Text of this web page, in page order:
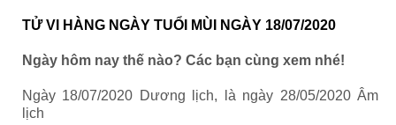
TỬ VI HÀNG NGÀY TUỔI MÙI NGÀY 18/07/2020
Ngày hôm nay thế nào? Các bạn cùng xem nhé!
Ngày 18/07/2020 Dương lịch, là ngày 28/05/2020 Âm
lịch